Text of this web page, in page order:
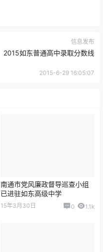
信息发布
2015如东普通高中录取分数线
2015-6-29 16:05:07
南通市党风廉政督导巡查小组
已进驻如东高级中学
15年3月30日 0 1.1k